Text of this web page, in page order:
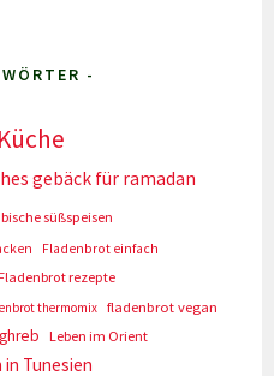
-
gebäck für ramadan
süßspeisen
Fladenbrot einfach
rezepte
thermomix fladenbrot vegan
Leben im Orient
in Tunesien